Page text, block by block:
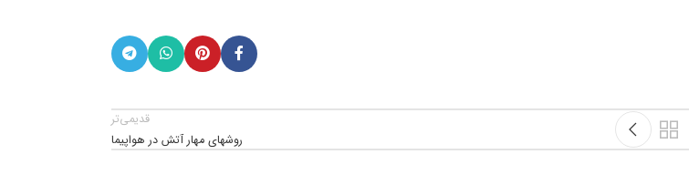
قدیمی‌تر
روشهای مهار آتش در هواپیما